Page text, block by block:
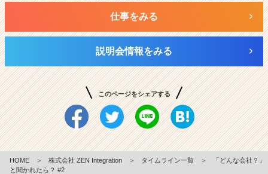
仕事をみる
説明会情報をみる
このページをシェアする
HOME ＞ 株式会社 ZEN Integration ＞ タイムライン一覧 ＞
「どんな会社？」
と聞かれたら？ #2